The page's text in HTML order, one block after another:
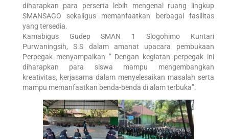
diharapkan para perserta lebih mengenal ruang lingkup
SMANSAGO sekaligus memanfaatkan berbagai fasilitas
yang tersedia.
Kamabigus Gudep SMAN 1 Slogohimo Kuntari
Purwaningsih, S.S dalam amanat upacara pembukaan
Perpegak menyampaikan ” Dengan kegiatan perpegak ini
diharapkan para siswa mampu mengembangkan
kreativitas, kerjasama dalam menyelesaikan masalah serta
mampu memanfaatkan benda-benda di alam terbuka”.